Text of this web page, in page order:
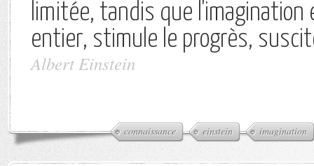
limitée, tandis que l'imagination
entier, stimule le progrès,
Albert Einstein
connaissance einstein imagination